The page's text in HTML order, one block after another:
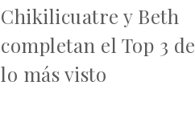
Chikilicuatre y Beth
completan el Top 3 de
lo más visto